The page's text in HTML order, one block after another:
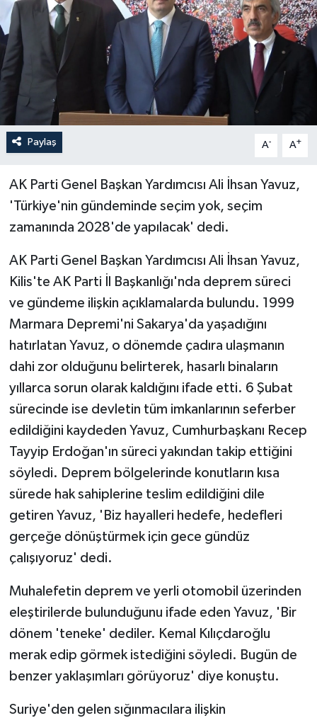
Paylaş A- A+
AK Parti Genel Başkan Yardımcısı Ali İhsan Yavuz,
'Türkiye'nin gündeminde seçim yok, seçim
zamanında 2028'de yapılacak' dedi.
AK Parti Genel Başkan Yardımcısı Ali İhsan Yavuz,
Kilis'te AK Parti İl Başkanlığı'nda deprem süreci
ve gündeme ilişkin açıklamalarda bulundu. 1999
Marmara Depremi'ni Sakarya'da yaşadığını
hatırlatan Yavuz, o dönemde çadıra ulaşmanın
dahi zor olduğunu belirterek, hasarlı binaların
yıllarca sorun olarak kaldığını ifade etti. 6 Şubat
sürecinde ise devletin tüm imkanlarının seferber
edildiğini kaydeden Yavuz, Cumhurbaşkanı Recep
Tayyip Erdoğan'ın süreci yakından takip ettiğini
söyledi. Deprem bölgelerinde konutların kısa
sürede hak sahiplerine teslim edildiğini dile
getiren Yavuz, 'Biz hayalleri hedefe, hedefleri
gerçeğe dönüştürmek için gece gündüz
çalışıyoruz' dedi.
Muhalefetin deprem ve yerli otomobil üzerinden
eleştirilerde bulunduğunu ifade eden Yavuz, 'Bir
dönem 'teneke' dediler. Kemal Kılıçdaroğlu
merak edip görmek istediğini söyledi. Bugün de
benzer yaklaşımları görüyoruz' diye konuştu.
Suriye'den gelen sığınmacılara ilişkin
GÜNCEL
SPOR
YAŞAM
Yerel